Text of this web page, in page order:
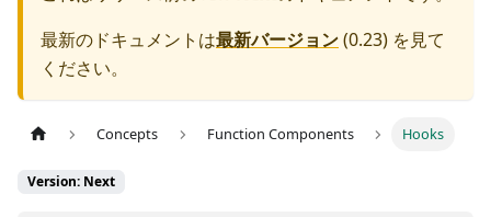
最新のドキュメントは最新バージョン(0.23) を見て
ください。
Concepts Function Components Hooks
Version: Next